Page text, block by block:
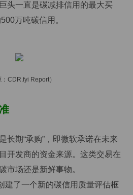
头一直是碳减排信用的最大买
万吨碳信用。
：CDR.fyi Report）
长期“承购”，即微软承诺在未来
开发商的资金来源。这类交易在
市场还是新鲜事物。
建了一个新的碳信用质量评估框